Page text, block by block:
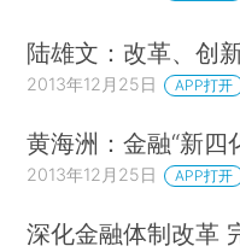
陆雄文：改革、创
2013年12月25日 APP打开
黄海洲：金融“新四
2013年12月25日 APP打开
深化金融体制改革